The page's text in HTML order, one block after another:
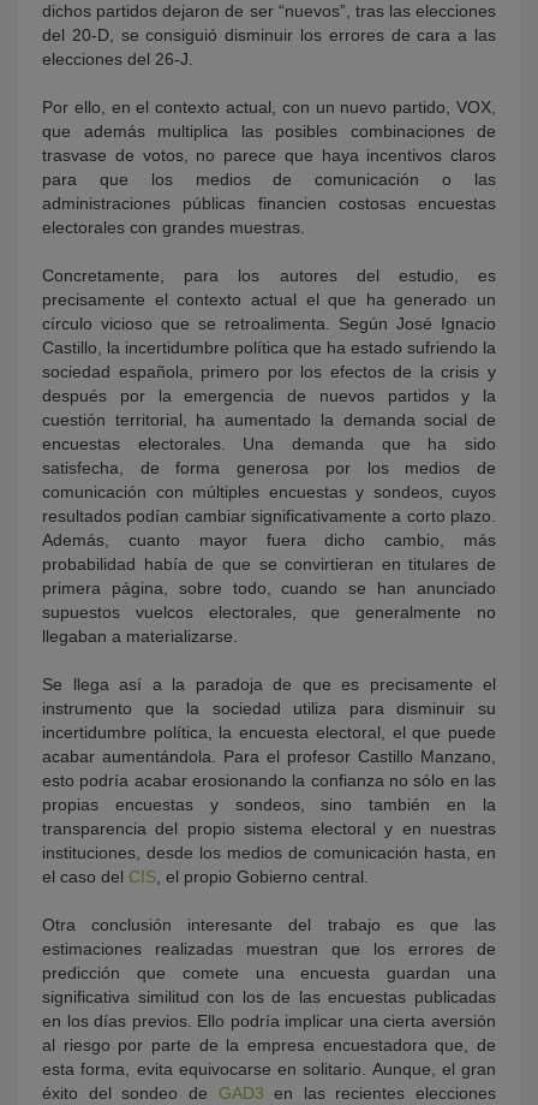
dichos partidos dejaron de ser “nuevos”, tras las elecciones
del 20-D, se consiguió disminuir los errores de cara a las
elecciones del 26-J.
Por ello, en el contexto actual, con un nuevo partido, VOX,
que además multiplica las posibles combinaciones de
trasvase de votos, no parece que haya incentivos claros
para que los medios de comunicación o las
administraciones públicas financien costosas encuestas
electorales con grandes muestras.
Concretamente, para los autores del estudio, es
precisamente el contexto actual el que ha generado un
círculo vicioso que se retroalimenta. Según José Ignacio
Castillo, la incertidumbre política que ha estado sufriendo la
sociedad española, primero por los efectos de la crisis y
después por la emergencia de nuevos partidos y la
cuestión territorial, ha aumentado la demanda social de
encuestas electorales. Una demanda que ha sido
satisfecha, de forma generosa por los medios de
comunicación con múltiples encuestas y sondeos, cuyos
resultados podían cambiar significativamente a corto plazo.
Además, cuanto mayor fuera dicho cambio, más
probabilidad había de que se convirtieran en titulares de
primera página, sobre todo, cuando se han anunciado
supuestos vuelcos electorales, que generalmente no
llegaban a materializarse.
Se llega así a la paradoja de que es precisamente el
instrumento que la sociedad utiliza para disminuir su
incertidumbre política, la encuesta electoral, el que puede
acabar aumentándola. Para el profesor Castillo Manzano,
esto podría acabar erosionando la confianza no sólo en las
propias encuestas y sondeos, sino también en la
transparencia del propio sistema electoral y en nuestras
instituciones, desde los medios de comunicación hasta, en
el caso del CIS, el propio Gobierno central.
Otra conclusión interesante del trabajo es que las
estimaciones realizadas muestran que los errores de
predicción que comete una encuesta guardan una
significativa similitud con los de las encuestas publicadas
en los días previos. Ello podría implicar una cierta aversión
al riesgo por parte de la empresa encuestadora que, de
esta forma, evita equivocarse en solitario. Aunque, el gran
éxito del sondeo de GAD3 en las recientes elecciones